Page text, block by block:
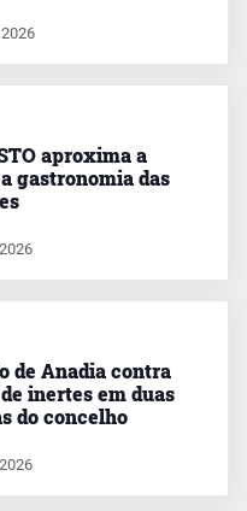
aproxima a
gastronomia das
de Anadia contra
inertes em duas
do concelho